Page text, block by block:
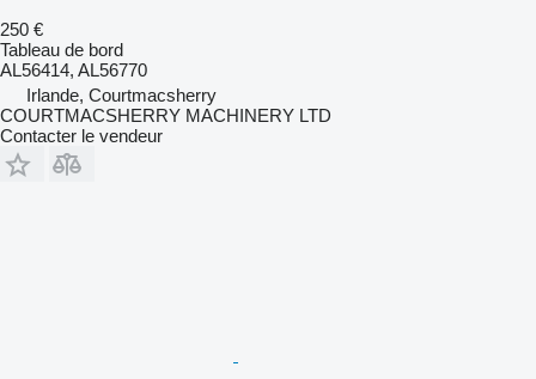
250 €
Tableau de bord
AL56414, AL56770
Irlande, Courtmacsherry
COURTMACSHERRY MACHINERY LTD
Contacter le vendeur